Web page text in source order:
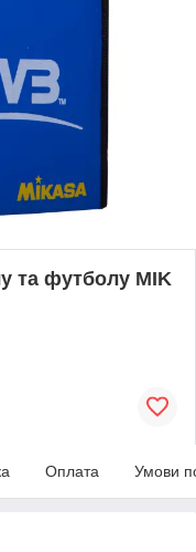
та футболу MIK
Оплата Умови